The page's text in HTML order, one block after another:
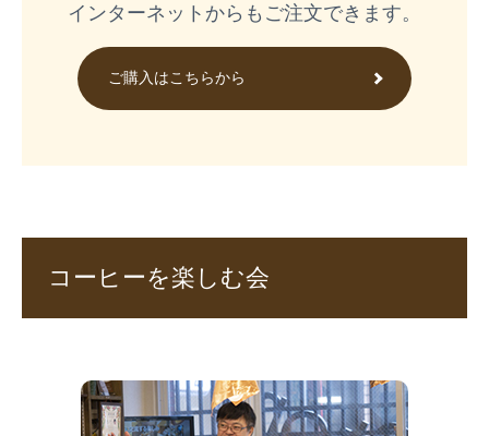
インターネットからもご注文できます。
ご購入はこちらから
コーヒーを楽しむ会